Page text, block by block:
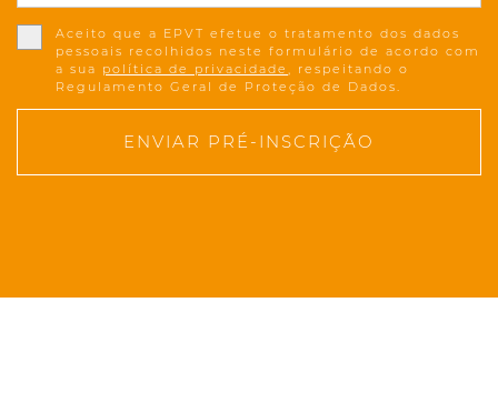
Aceito que a EPVT efetue o tratamento dos dados
pessoais recolhidos neste formulário de acordo com
a sua política de privacidade , respeitando o
Regulamento Geral de Proteção de Dados.
ENVIAR PRÉ-INSCRIÇÃO